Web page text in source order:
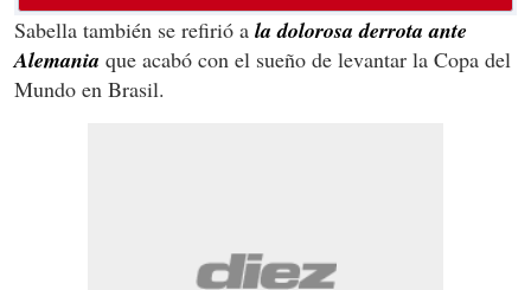
Sabella también se refirió a la dolorosa derrota ante
Alemania que acabó con el sueño de levantar la Copa del
Mundo en Brasil.